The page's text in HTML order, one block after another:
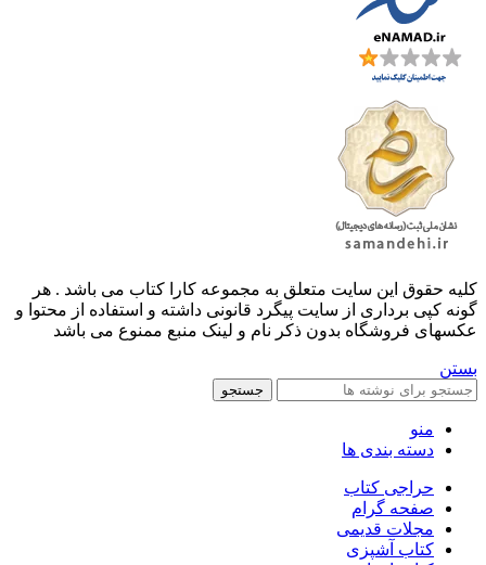
کليه حقوق اين سايت متعلق به مجموعه کارا کتاب می باشد . هر
گونه کپی برداری از سایت پیگرد قانونی داشته و استفاده از محتوا و
عکسهای فروشگاه بدون ذکر نام و لینک منبع ممنوع می باشد
بستن
جستجو
منو
دسته بندی ها
حراجی کتاب
صفحه گرام
مجلات قدیمی
کتاب آشپزی